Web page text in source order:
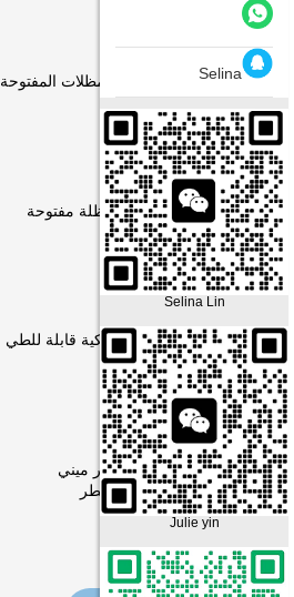
سيدة قابلة للطي المظلات المفتوحة
اليدوية
سيدة قابلة للطي مظلة مفتوحة
يدوية
سيدة مظلة أوتوماتيكية قابلة للطي
كارتون الطباعة سوبر ميني
3section مظلة المطر
Selina
Selina Lin
Julie yin